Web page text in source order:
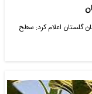
گلستان اعلام کرد: سطح